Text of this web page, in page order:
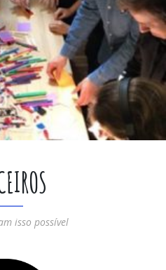
isso possível